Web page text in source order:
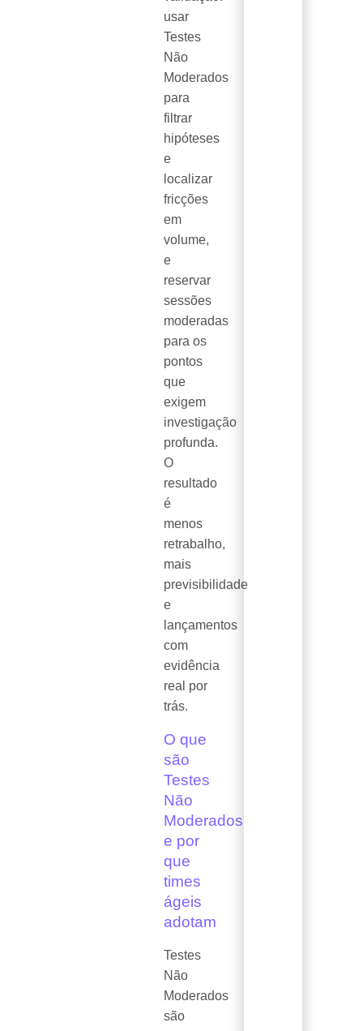
usar
Testes
Não
Moderados
para
filtrar
hipóteses
e
localizar
fricções
em
volume,
e
reservar
sessões
moderadas
para os
pontos
que
exigem
investigação
profunda.
O
resultado
é
menos
retrabalho,
mais
previsibilidade
e
lançamentos
com
evidência
real por
trás.
O que
são
Testes
Não
Moderados
e por
que
times
ágeis
adotam
Testes
Não
Moderados
são